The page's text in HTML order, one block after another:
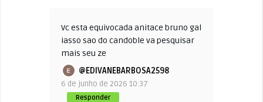
Vc esta equivocada anitace bruno gal
iasso sao do candoble va pesquisar
mais seu ze
@EDIVANEBARBOSA2598
6 de junho de 2026 10:37
Responder